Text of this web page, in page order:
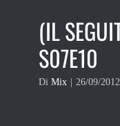
(IL
S07E10
Di Mix 26/09/2012